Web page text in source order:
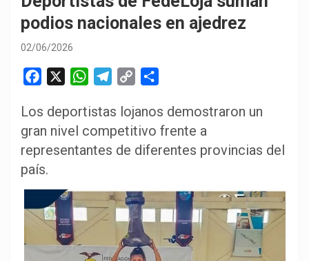
podios nacionales en ajedrez
02/06/2026
c
e
b
o
W
a
t
s
p
l
e
g
m
p
y
L
k
m
p
a
r
Los deportistas lojanos demostraron un
gran nivel competitivo frente a
representantes de diferentes provincias del
país.